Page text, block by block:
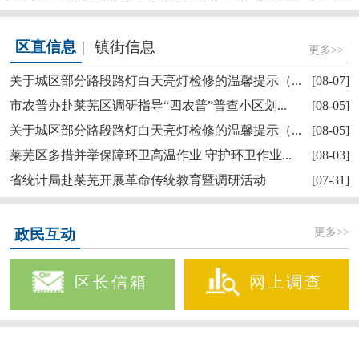
【奋斗赋未莱·访埂记】莱芜区雪野街道大罗圈村...
区直信息 | 镇街信息 更多>>
关于城区部分路段路灯白天亮灯检修的温馨提示（...
[08-07]
市农普办赴莱芜区调研指导“四农普”普查小区划...
[08-05]
关于城区部分路段路灯白天亮灯检修的温馨提示（...
[08-05]
莱芜区多措并举保障环卫高温作业 守护环卫作业...
[08-03]
省统计局赴莱芜开展革命传统教育暨调研活动
[07-31]
政民互动 更多>>
区长信箱 网上调查